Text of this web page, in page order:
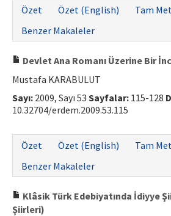
Özet
Özet (English) Tam
Benzer Makaleler
Devlet Ana Romanı Üzerine Bir
Mustafa KARABULUT
Sayı: 2009, Sayı 53 Sayfalar: 115-128
10.32704/erdem.2009.53.115
Özet
Özet (English) Tam
Benzer Makaleler
Klâsik Türk Edebiyatında İdiyye
Şiirleri)